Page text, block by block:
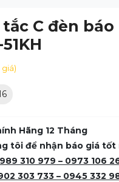
C đèn
giá)
Hãng 12 Tháng
tôi để nhận báo giá
310 979 – 0973 106
303 733 – 0945 332